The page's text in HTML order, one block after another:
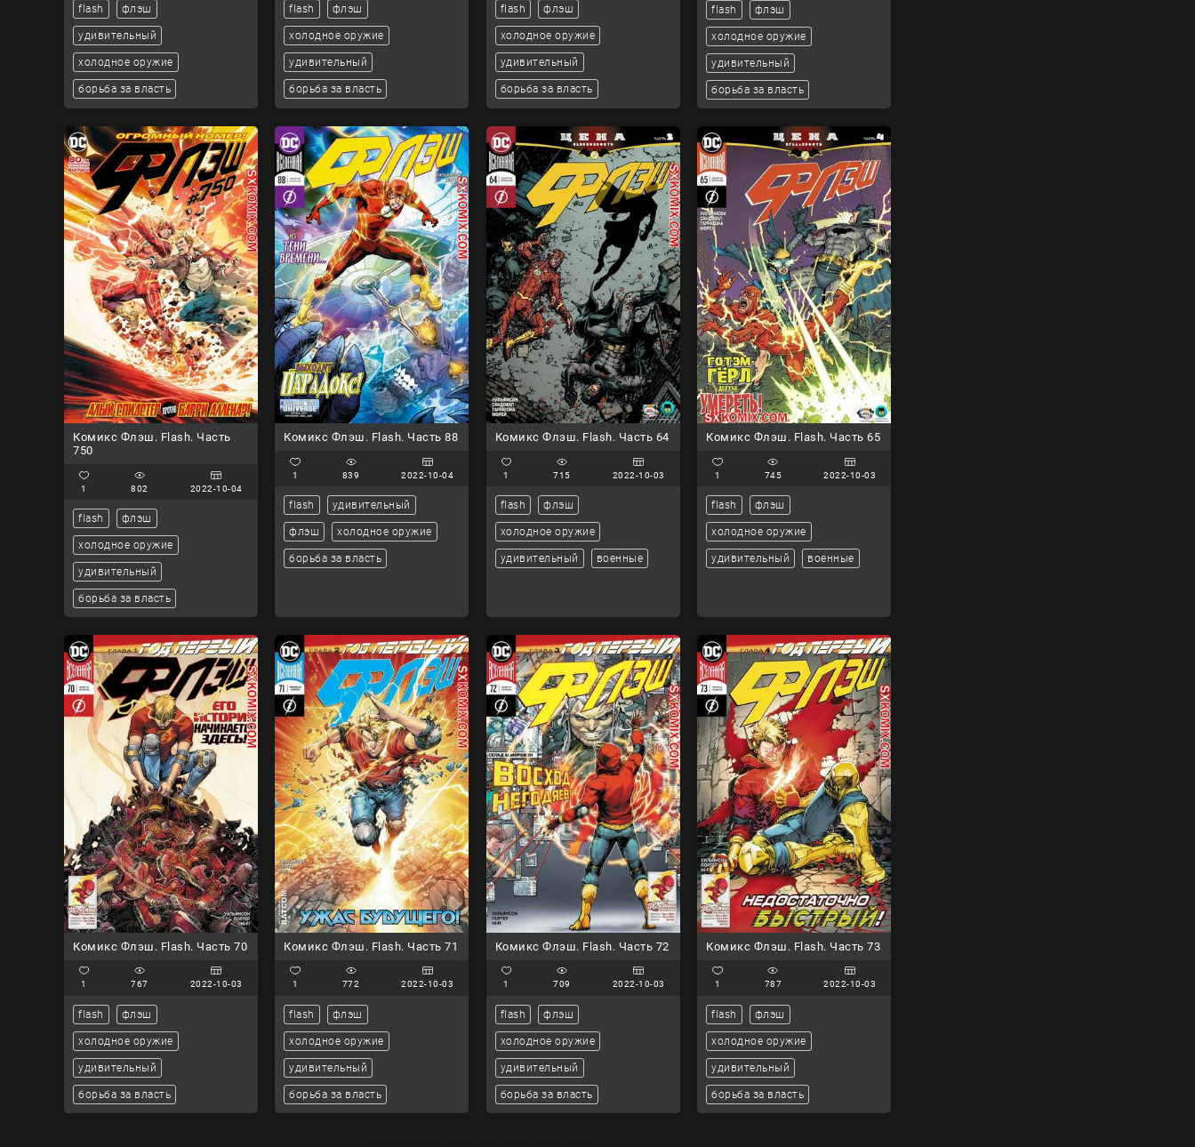
flash флэш
удивительный
холодное оружие
борьба за власть
flash флэш
холодное оружие
удивительный
борьба за власть
flash флэш
холодное оружие
удивительный
борьба за власть
flash флэш
холодное оружие
удивительный
борьба за власть
Комикс Флэш. Flash. Часть
750
1 802 2022-10-04
flash флэш
холодное оружие
удивительный
борьба за власть
Комикс Флэш. Flash. Часть 88
1 839 2022-10-04
flash удивительный
флэш холодное оружие
борьба за власть
Комикс Флэш. Flash. Часть 64
1 715 2022-10-03
flash флэш
холодное оружие
удивительный военные
Комикс Флэш. Flash. Часть 65
1 745 2022-10-03
flash флэш
холодное оружие
удивительный военные
Комикс Флэш. Flash. Часть 70
1 767 2022-10-03
flash флэш
холодное оружие
удивительный
борьба за власть
Комикс Флэш. Flash. Часть 71
1 772 2022-10-03
flash флэш
холодное оружие
удивительный
борьба за власть
Комикс Флэш. Flash. Часть 72
1 709 2022-10-03
flash флэш
холодное оружие
удивительный
борьба за власть
Комикс Флэш. Flash. Часть 73
1 787 2022-10-03
flash флэш
холодное оружие
удивительный
борьба за власть